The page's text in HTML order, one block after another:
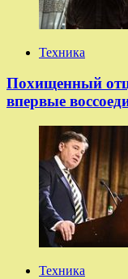
Техника
Похищенный
впервые
Техника